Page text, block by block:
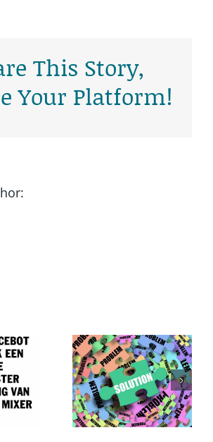
This Story,
Your Platform!
Druk,
druk,
druk